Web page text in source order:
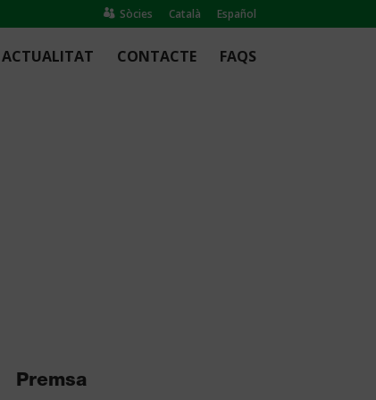
Sòcies Català Español
ACTUALITAT CONTACTE FAQS
Premsa